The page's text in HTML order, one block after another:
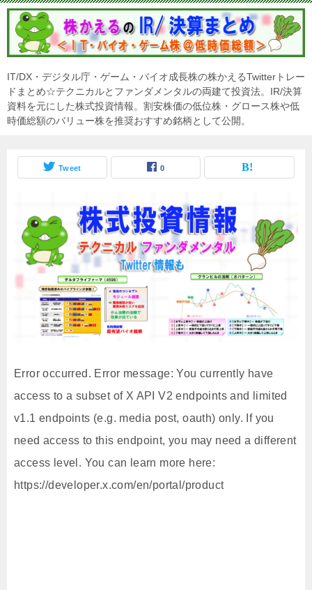
IT/DX・デジタル庁・ゲーム・バイオ成長株の株かえるTwitterトレー
ドまとめ☆テクニカルとファンダメンタルの両建て投資法。IR/決算
資料を元にした株式投資情報。割安株価の低位株・グロース株や低
時価総額のバリュー株を推奨おすすめ銘柄として公開。
Tweet 0
Error occurred. Error message: You currently have
access to a subset of X API V2 endpoints and limited
v1.1 endpoints (e.g. media post, oauth) only. If you
need access to this endpoint, you may need a different
access level. You can learn more here:
https://developer.x.com/en/portal/product